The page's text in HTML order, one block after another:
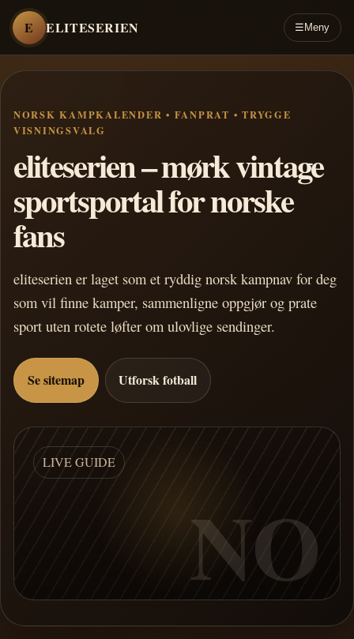
E ELITESERIEN ☰ Meny
NORSK KAMPKALENDER • FANPRAT • TRYGGE
VISNINGSVALG
eliteserien – mørk vintage
sportsportal for norske
fans
eliteserien er laget som et ryddig norsk kampnav for deg
som vil finne kamper, sammenligne oppgjør og prate
sport uten rotete løfter om ulovlige sendinger.
Se sitemap Utforsk fotball
LIVE GUIDE
NO